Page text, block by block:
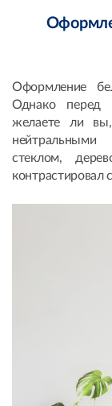
Оформление
Однако перед
желаете ли
нейтральными
стеклом,
контрастировал